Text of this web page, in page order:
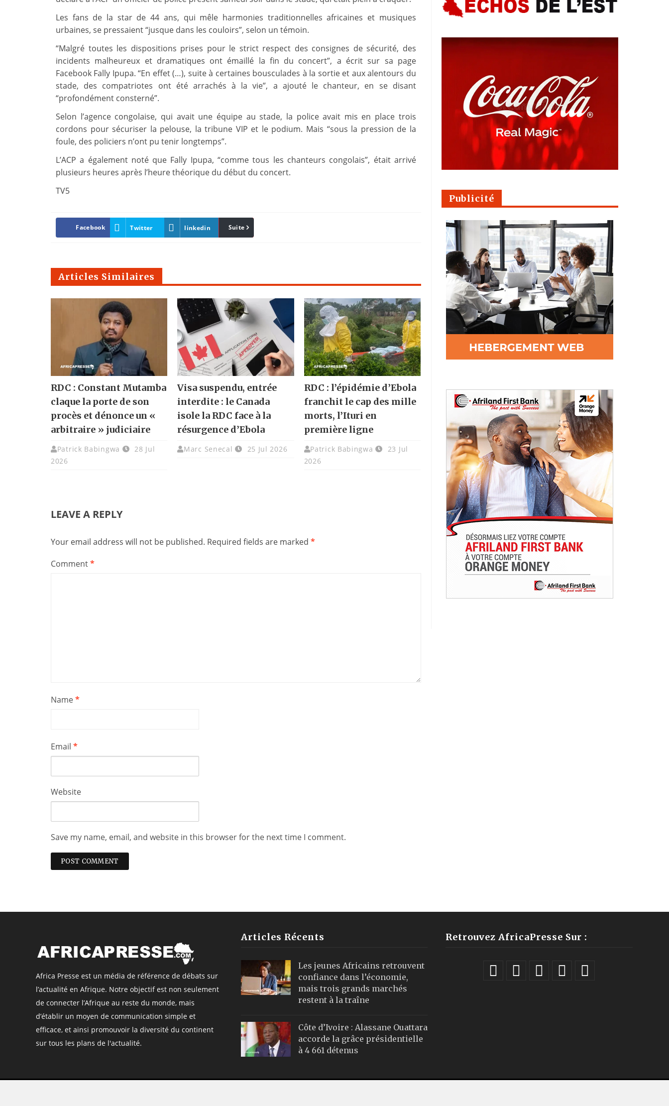
Les fans de la star de 44 ans, qui mêle harmonies traditionnelles africaines et musiques
urbaines, se pressaient “jusque dans les couloirs”, selon un témoin.
“Malgré toutes les dispositions prises pour le strict respect des consignes de sécurité, des
incidents malheureux et dramatiques ont émaillé la fin du concert”, a écrit sur sa page
Facebook Fally Ipupa. “En effet (…), suite à certaines bousculades à la sortie et aux alentours du
stade, des compatriotes ont été arrachés à la vie”, a ajouté le chanteur, en se disant
“profondément consterné”.
Selon l’agence congolaise, qui avait une équipe au stade, la police avait mis en place trois
cordons pour sécuriser la pelouse, la tribune VIP et le podium. Mais “sous la pression de la
foule, des policiers n’ont pu tenir longtemps”.
L’ACP a également noté que Fally Ipupa, “comme tous les chanteurs congolais”, était arrivé
plusieurs heures après l’heure théorique du début du concert.
TV5
Facebook Twitter linkedin Pinterest
Suite
Articles Similaires
RDC : Constant Mutamba
claque la porte de son
procès et dénonce un «
arbitraire » judiciaire
Patrick Babingwa
28 Jul
2026
Visa suspendu, entrée
interdite : le Canada
isole la RDC face à la
résurgence d’Ebola
Marc Senecal 25 Jul 2026
RDC : l’épidémie d’Ebola
franchit le cap des mille
morts, l’Ituri en
première ligne
Patrick Babingwa
23 Jul
2026
LEAVE A REPLY
Your email address will not be published. Required fields are marked *
Comment*
Name*
Email *
Website
Save my name, email, and website in this browser for the next time I comment.
Publicité
Africa Presse est un média de référence de débats sur
l’actualité en Afrique. Notre objectif est non seulement
de connecter l’Afrique au reste du monde, mais
d’établir un moyen de communication simple et
efficace, et ainsi promouvoir la diversité du continent
sur tous les plans de l'actualité.
Articles Récents
Les jeunes Africains retrouvent
confiance dans l’économie,
mais trois grands marchés
restent à la traîne
Côte d’Ivoire : Alassane Ouattara
accorde la grâce présidentielle
à 4 661 détenus
Retrouvez AfricaPresse Sur :